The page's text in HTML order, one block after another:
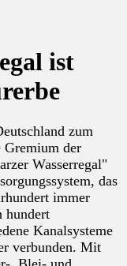
ist
zum
Gremium der
Wasserregal"
das
immer
hundert
Kanalsysteme
verbunden. Mit